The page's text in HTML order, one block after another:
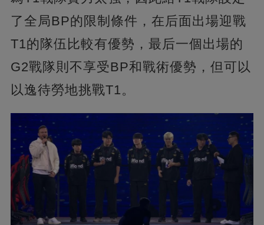
了全局BP的限制條件，在后面出場迎戰
T1的隊伍比較有優勢，最后一個出場的
G2戰隊則不享受BP和戰術優勢，但可以
以逸待勞地挑戰T1。